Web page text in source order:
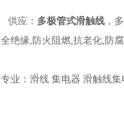
供应： 多极管式滑触线 ，
全绝缘,防火阻燃,抗老化,防
专业：滑线 集电器 滑触线